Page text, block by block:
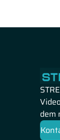
Prof. Dr.
dem